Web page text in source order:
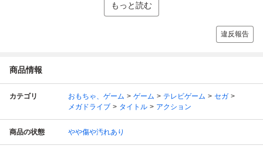
もっと読む
違反報告
商品情報
カテゴリ おもちゃ、ゲーム ゲーム テレビゲーム
セガ
メガドライブ
タイトル アクション
商品の状態 やや傷や汚れあり